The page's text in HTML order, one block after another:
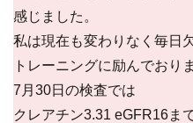
感じました。
私は現在も変わりなく毎日
トレーニングに励んでおり
7月30日の検査では
クレアチン3.31 eGFR16ま